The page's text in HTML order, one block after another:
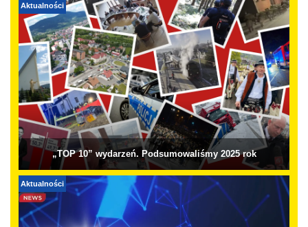
Aktualności
„TOP 10” wydarzeń. Podsumowaliśmy 2025 rok
Aktualności